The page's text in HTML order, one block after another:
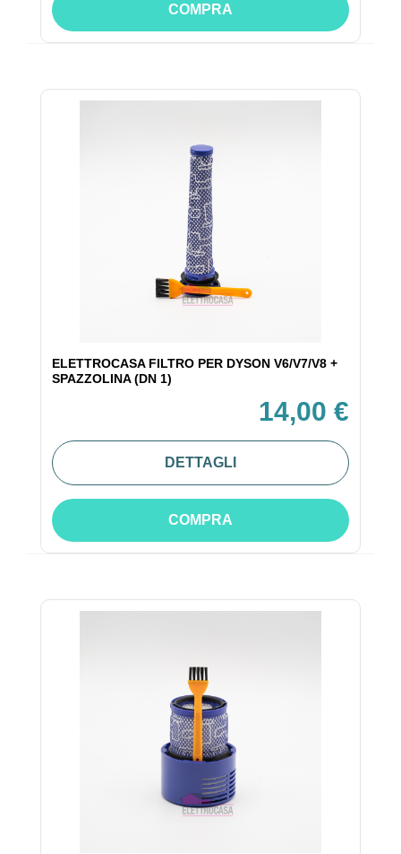
COMPRA
ELETTROCASA FILTRO PER DYSON V6/V7/V8 +
SPAZZOLINA (DN 1)
14,00 €
DETTAGLI
COMPRA